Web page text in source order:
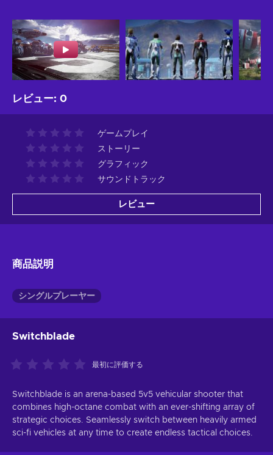
レビュー: 0
ゲームプレイ
ストーリー
グラフィック
サウンドトラック
レビュー
商品説明
シングルプレーヤー
Switchblade
最初に評価する
Switchblade is an arena-based 5v5 vehicular shooter that
combines high-octane combat with an ever-shifting array of
strategic choices. Seamlessly switch between heavily armed
sci-fi vehicles at any time to create endless tactical choices.